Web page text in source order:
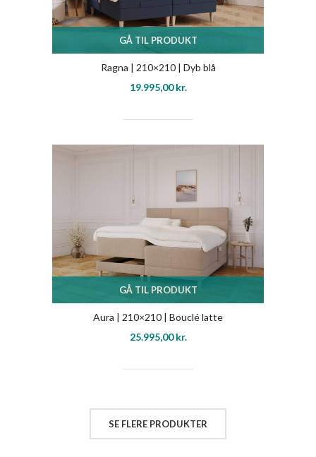
GÅ TIL PRODUKT
Ragna | 210×210 | Dyb blå
19.995,00kr.
GÅ TIL PRODUKT
Aura | 210×210 | Bouclé latte
25.995,00kr.
SE FLERE PRODUKTER